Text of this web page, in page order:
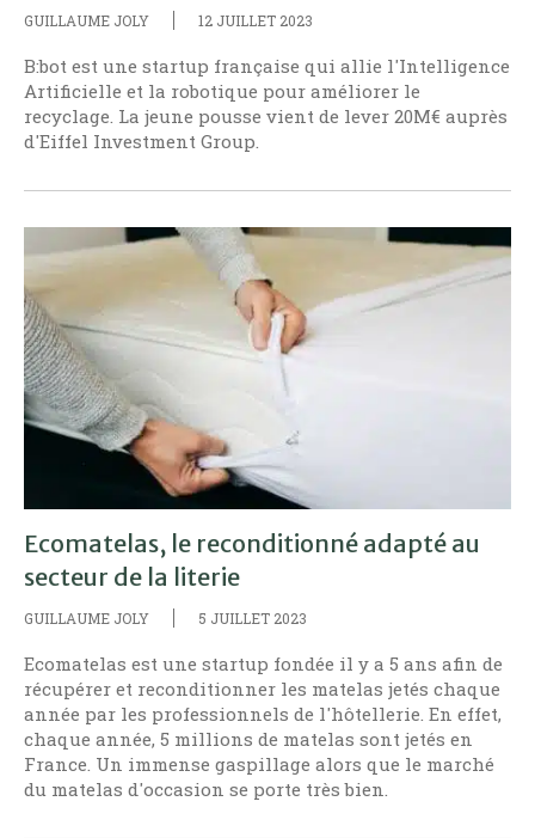
GUILLAUME JOLY 12 JUILLET 2023
B:bot est une startup française qui allie l'Intelligence
Artificielle et la robotique pour améliorer le
recyclage. La jeune pousse vient de lever 20M€ auprès
d'Eiffel Investment Group.
Ecomatelas, le reconditionné adapté au
secteur de la literie
GUILLAUME JOLY 5 JUILLET 2023
Ecomatelas est une startup fondée il y a 5 ans afin de
récupérer et reconditionner les matelas jetés chaque
année par les professionnels de l'hôtellerie. En effet,
chaque année, 5 millions de matelas sont jetés en
France. Un immense gaspillage alors que le marché
du matelas d'occasion se porte très bien.